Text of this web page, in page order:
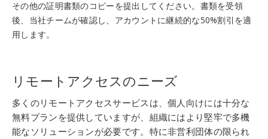
その他の証明書類のコピーを提出してください。書類を受領
後、当社チームが確認し、アカウントに継続的な50%割引を適
用します。
リモートアクセスのニーズ
多くのリモートアクセスサービスは、個人向けには十分な
無料プランを提供していますが、組織にはより堅牢で多機
能なソリューションが必要です。特に非営利団体の限られ